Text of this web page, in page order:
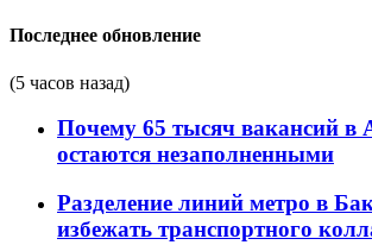
Последнее обновление
(5 часов назад)
Почему 65 тысяч вакансий в
остаются незаполненными
Разделение линий метро в
избежать транспортного